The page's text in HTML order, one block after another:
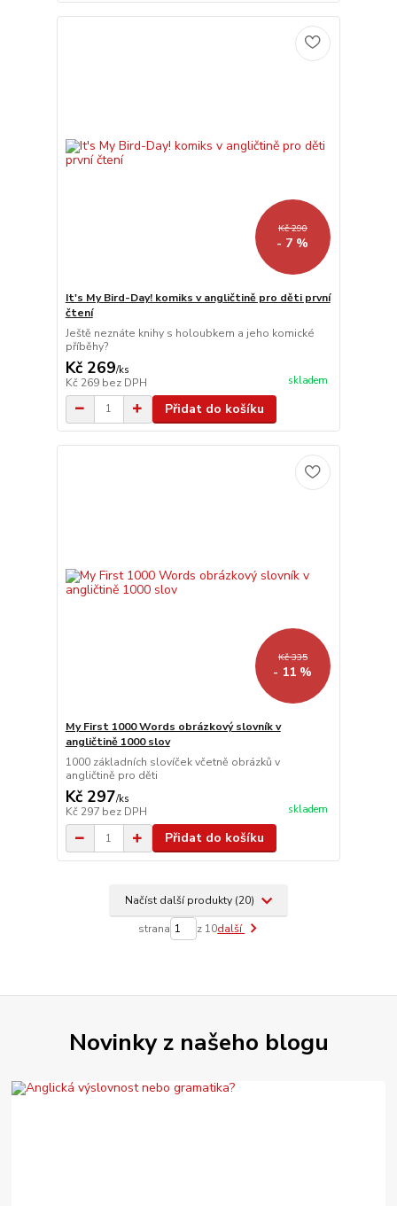
Kč 290
- 7 %
It's My Bird-Day! komiks v angličtině pro děti první
čtení
Ještě neznáte knihy s holoubkem a jeho komické
příběhy?
Kč 269/ks
Kč 269 bez DPH skladem
Přidat do košíku
Kč 335
- 11 %
My First 1000 Words obrázkový slovník v
angličtině 1000 slov
1000 základních slovíček včetně obrázků v
angličtině pro děti
Kč 297/ks
Kč 297 bez DPH skladem
Přidat do košíku
Načíst další produkty (20)
strana z 10další
Novinky z našeho blogu